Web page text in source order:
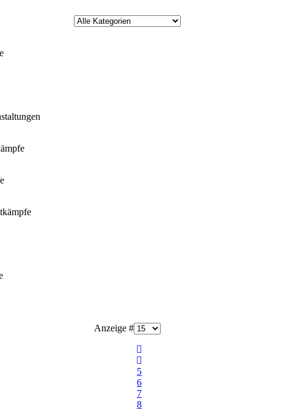
Eine Kategorie auswählen um die Liste zu filtern
Anzeige #
5
6
7
8